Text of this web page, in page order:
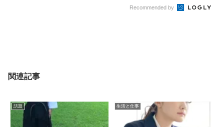
Recommended by
関連記事
話題 生活と仕事